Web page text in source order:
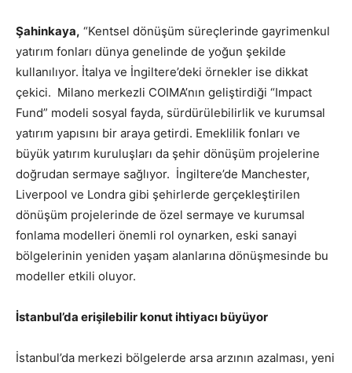
Şahinkaya, “Kentsel dönüşüm süreçlerinde gayrimenkul
yatırım fonları dünya genelinde de yoğun şekilde
kullanılıyor. İtalya ve İngiltere’deki örnekler ise dikkat
çekici. Milano merkezli COIMA’nın geliştirdiği “Impact
Fund” modeli sosyal fayda, sürdürülebilirlik ve kurumsal
yatırım yapısını bir araya getirdi. Emeklilik fonları ve
büyük yatırım kuruluşları da şehir dönüşüm projelerine
doğrudan sermaye sağlıyor. İngiltere’de Manchester,
Liverpool ve Londra gibi şehirlerde gerçekleştirilen
dönüşüm projelerinde de özel sermaye ve kurumsal
fonlama modelleri önemli rol oynarken, eski sanayi
bölgelerinin yeniden yaşam alanlarına dönüşmesinde bu
modeller etkili oluyor.
İstanbul’da erişilebilir konut ihtiyacı büyüyor
İstanbul’da merkezi bölgelerde arsa arzının azalması, yeni